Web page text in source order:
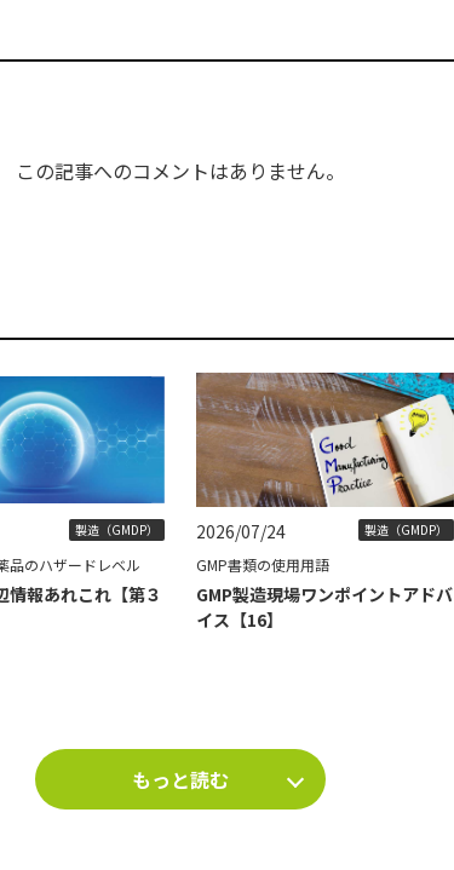
この記事へのコメントはありません。
製造（GMDP）
品のハザードレベル
情報あれこれ【第３
2026/07/24 製造（GMDP）
GMP書類の使用用語
GMP製造現場ワンポイントアドバ
イス【16】
もっと読む